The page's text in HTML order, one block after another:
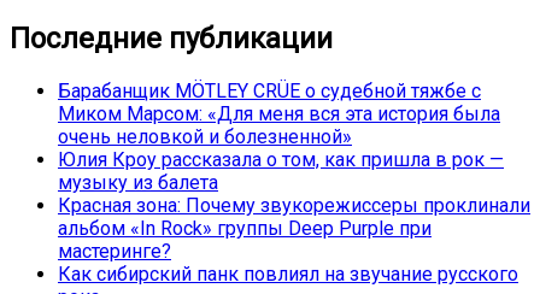
Последние публикации
Барабанщик MÖTLEY CRÜE о судебной тяжбе с
Миком Марсом: «Для меня вся эта история была
очень неловкой и болезненной»
Юлия Кроу рассказала о том, как пришла в рок —
музыку из балета
Красная зона: Почему звукорежиссеры проклинали
альбом «In Rock» группы Deep Purple при
мастеринге?
Как сибирский панк повлиял на звучание русского